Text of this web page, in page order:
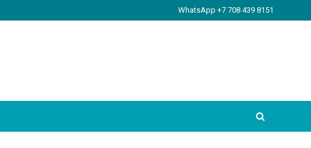
WhatsApp +7 708 439 8151